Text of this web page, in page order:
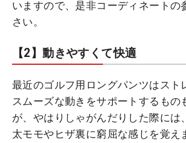
いますので、是非コーディネートの
さい。
【2】動きやすくて快適
最近のゴルフ用ロングパンツはスト
スムーズな動きをサポートするもの
が、やはりしゃがんだりした際には
太モモやヒザ裏に窮屈な感じを覚え